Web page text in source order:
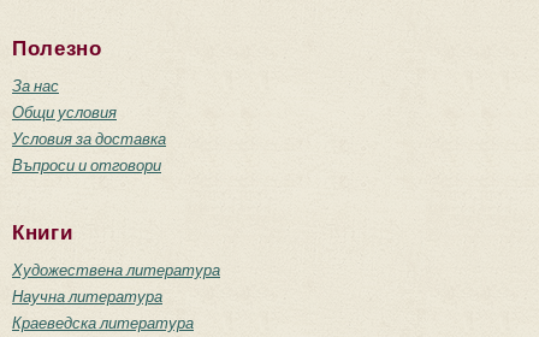
Полезно
За нас
Общи условия
Условия за доставка
Въпроси и отговори
Книги
Художествена литература
Научна литература
Краеведска литература